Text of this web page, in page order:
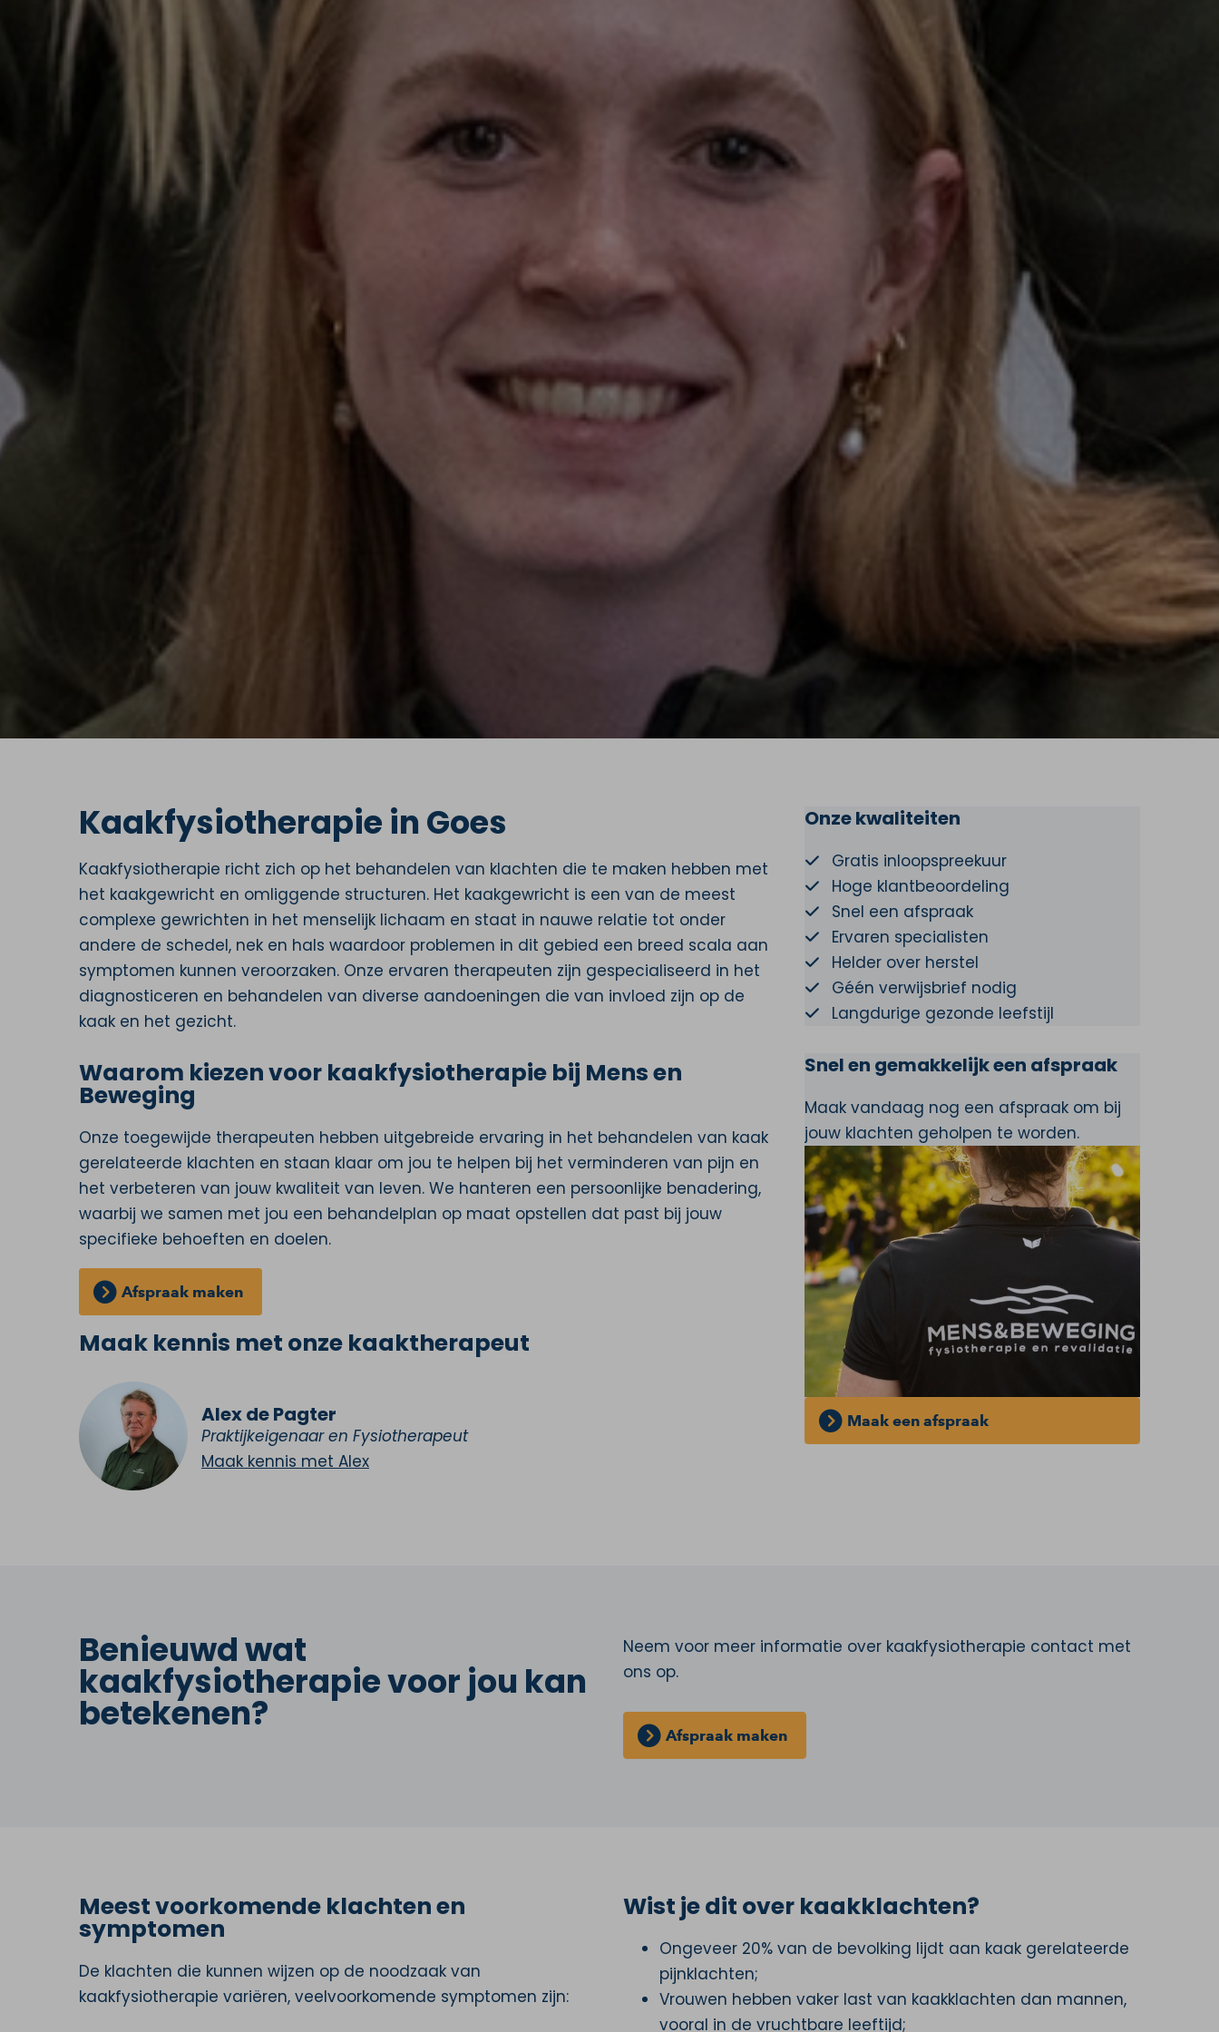
Kaakfysiotherapie in Goes
Kaakfysiotherapie richt zich op het behandelen van klachten die te maken hebben met
het kaakgewricht en omliggende structuren. Het kaakgewricht is een van de meest
complexe gewrichten in het menselijk lichaam en staat in nauwe relatie tot onder
andere de schedel, nek en hals waardoor problemen in dit gebied een breed scala aan
symptomen kunnen veroorzaken. Onze ervaren therapeuten zijn gespecialiseerd in het
diagnosticeren en behandelen van diverse aandoeningen die van invloed zijn op de
kaak en het gezicht.
Waarom kiezen voor kaakfysiotherapie bij Mens en
Beweging
Onze toegewijde therapeuten hebben uitgebreide ervaring in het behandelen van kaak
gerelateerde klachten en staan klaar om jou te helpen bij het verminderen van pijn en
het verbeteren van jouw kwaliteit van leven. We hanteren een persoonlijke benadering,
waarbij we samen met jou een behandelplan op maat opstellen dat past bij jouw
specifieke behoeften en doelen.
Afspraak maken
Maak kennis met onze kaaktherapeut
Alex de Pagter
Praktijkeigenaar en Fysiotherapeut
Maak kennis met Alex
Onze kwaliteiten
Gratis inloopspreekuur
Hoge klantbeoordeling
Snel een afspraak
Ervaren specialisten
Helder over herstel
Géén verwijsbrief nodig
Langdurige gezonde leefstijl
Snel en gemakkelijk een afspraak
Maak vandaag nog een afspraak om bij
jouw klachten geholpen te worden.
Maak een afspraak
Benieuwd wat
kaakfysiotherapie voor jou kan
betekenen?
Neem voor meer informatie over kaakfysiotherapie contact met
ons op.
Afspraak maken
Meest voorkomende klachten en
symptomen
De klachten die kunnen wijzen op de noodzaak van
kaakfysiotherapie variëren, veelvoorkomende symptomen zijn:
Wist je dit over kaakklachten?
Ongeveer 20% van de bevolking lijdt aan kaak gerelateerde
pijnklachten;
Vrouwen hebben vaker last van kaakklachten dan mannen,
vooral in de vruchtbare leeftijd;